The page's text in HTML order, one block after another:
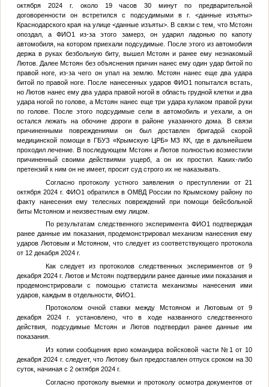
октября 2024 г. около 19 часов 30 минут по предварительной
договоренности он встретился с подсудимыми в г. <данные изъяты>
Краснодарского края на улице <данные изъяты>. В связи с тем, что Мстоян
опоздал, а ФИО1 из-за этого замерз, он ударил ладонью по капоту
автомобиля, на котором приехали подсудимые. После этого из автомобиля
держа в руках безбольную биту, вышел Мстоян и ранее ему незнакомый
Лютов. Далее Мстоян без объяснения причин нанес ему один удар битой по
правой ноге, из-за чего он упал на землю. Мстоян нанес еще два удара
битой по правой ноге. После нанесенных ударов ФИО1 попытался встать,
но Лютов нанес ему два удара правой ногой в область грудной клетки и два
удара ногой по голове, а Мстоян нанес еще три удара кулаком правой руки
по голове. После этого подсудимые сели в автомобиль и уехали, а он
остался лежать на обочине дороги в районе указанного дома. В связи
причиненными повреждениями он был доставлен бригадой скорой
медицинской помощи в ГБУЗ «Крымскую ЦРБ» МЗ КК, где в дальнейшем
проходил лечение. В последующем Мстоян и Лютов полностью возместили
причиненный своими действиями ущерб, а он их простил. Каких-либо
претензий к ним он не имеет, просит суд строго их не наказывать.
Согласно протоколу устного заявления о преступлении от 21
октября 2024 г. ФИО1 обратился в ОМВД России по Крымскому району по
факту нанесения ему телесных повреждений при помощи бейсбольной
биты Мстояном и неизвестным ему лицом.
По результатам следственного эксперимента ФИО1 подтверждая
ранее данные им показания, продемонстрировал механизм нанесения ему
ударов Лютовым и Мстояном, что следует из соответствующего протокола
от 12 декабря 2024 г.
Как следует из протоколов следственных экспериментов от 9
декабря 2024 г. Лютов и Мстоян подтвердили ранее данные ими показания и
продемонстрировали с помощью статиста механизмы нанесения ими
ударов, каждым в отдельности, ФИО1.
Протоколом очной ставки между Мстояном и Лютовым от 9
декабря 2024 г. установлено, что в ходе названного следственного
действия, подсудимые Мстоян и Лютов подтвердил ранее данные им
показания.
Из копии сообщения врио командира войсковой части №1 от 10
декабря 2024 г. следует, что Лютову был предоставлен отпуск сроком на 30
суток, начиная с 2 октября 2024 г.
Согласно протоколу выемки и протоколу осмотра документов от